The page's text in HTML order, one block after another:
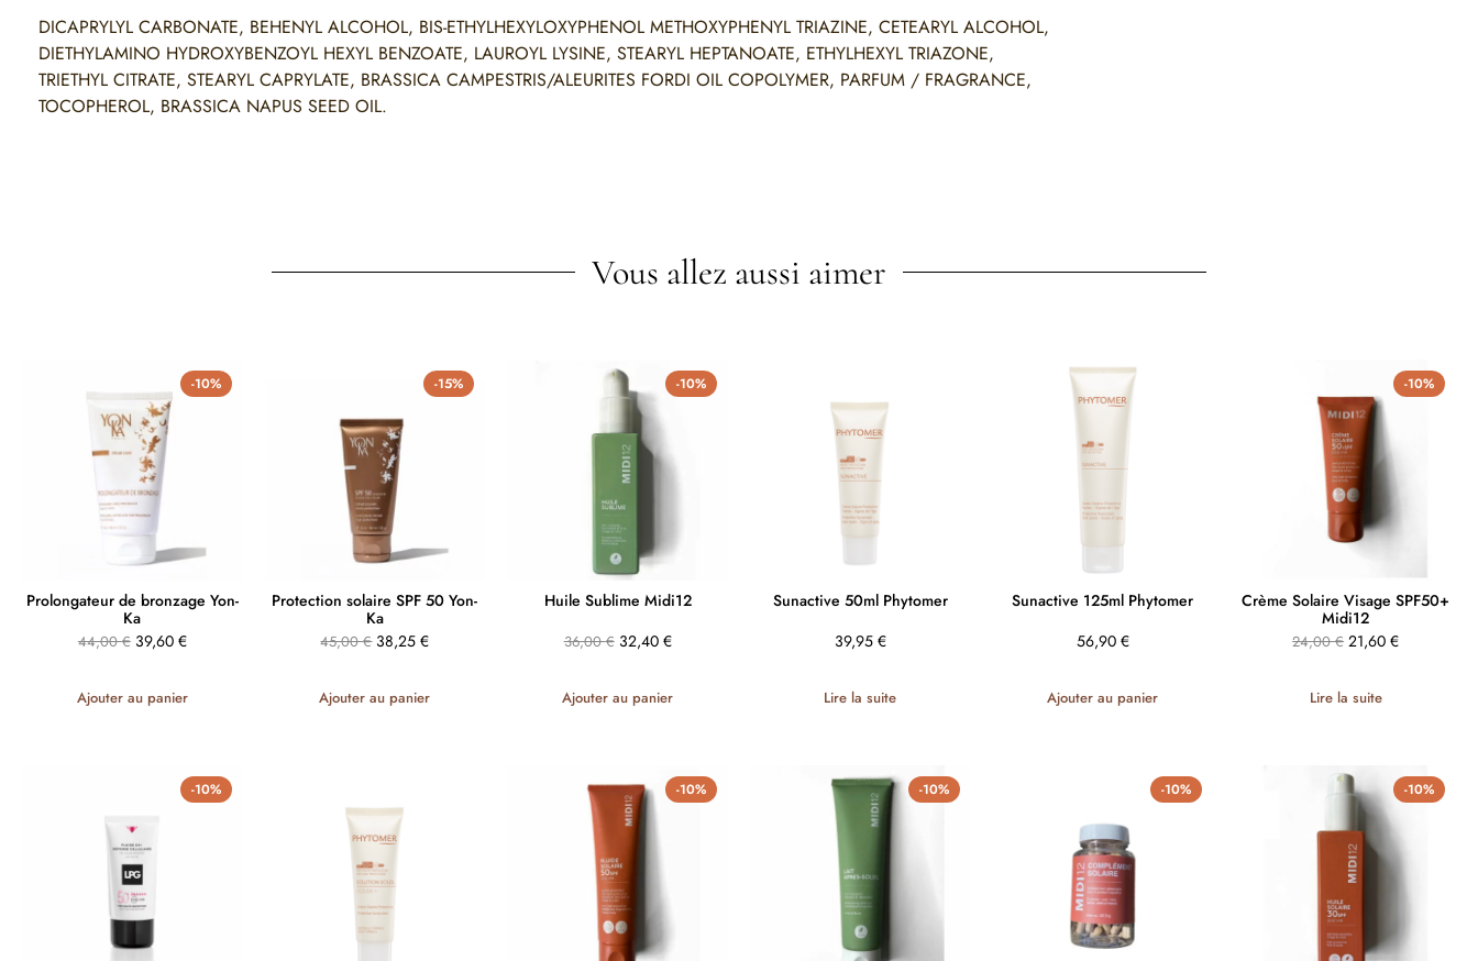
DICAPRYLYL CARBONATE, BEHENYL ALCOHOL, BIS-ETHYLHEXYLOXYPHENOL METHOXYPHENYL TRIAZINE, CETEARYL ALCOHOL,
DIETHYLAMINO HYDROXYBENZOYL HEXYL BENZOATE, LAUROYL LYSINE, STEARYL HEPTANOATE, ETHYLHEXYL TRIAZONE,
TRIETHYL CITRATE, STEARYL CAPRYLATE, BRASSICA CAMPESTRIS/ALEURITES FORDI OIL COPOLYMER, PARFUM / FRAGRANCE,
TOCOPHEROL, BRASSICA NAPUS SEED OIL.
Vous allez aussi aimer
-10%
Prolongateur de bronzage Yon-
Ka
44,00€ 39,60 €
Ajouter au panier
-15%
Protection solaire SPF 50 Yon-
Ka
45,00€ 38,25€
Ajouter au panier
-10%
Huile Sublime Midi12
36,00€ 32,40 €
Ajouter au panier
Sunactive 50ml Phytomer
39,95 €
Lire la suite
Sunactive 125ml Phytomer
56,90 €
Ajouter au panier
-10%
Crème Solaire Visage SPF50+
Midi12
24,00€ 21,60€
Lire la suite
-10% -10% -10% -10% -10%